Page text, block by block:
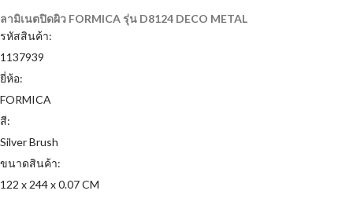
ลามิเนตปิดผิว FORMICA รุ่น D8124 DECO METAL
รหัสสินค้า:
1137939
ยี่ห้อ:
FORMICA
สี:
Silver Brush
ขนาดสินค้า:
122 x 244 x 0.07 CM